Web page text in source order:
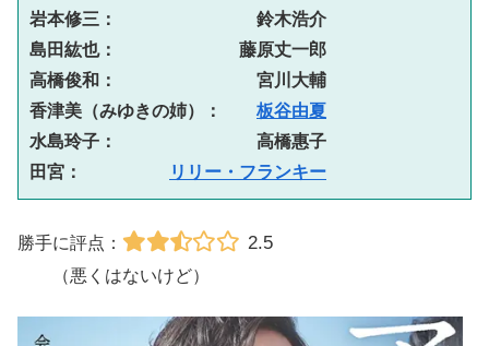
岩本修三：　　　　　　　　鈴木浩介
島田紘也：　　　　　　　藤原丈一郎
高橋俊和：　　　　　　　　宮川大輔
香津美（みゆきの姉）： 板谷由夏
水島玲子：　　　　　　　　高橋惠子
田宮：
リリー・フランキー
勝手に評点： 2.5
（悪くはないけど）